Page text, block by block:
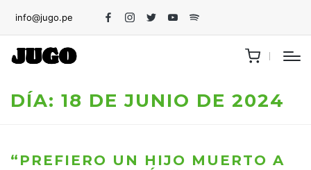
info@jugo.pe
FacebookInstagram
TwitterYoutubeSpotify
DÍA: 18 DE JUNIO DE 2024
“PREFIERO UN HIJO MUERTO A